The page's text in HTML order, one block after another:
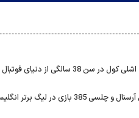
اشلی کول در سن 38 سالگی از دنیای فوتبال خداحافظی کرد.
برتر انگلیس را به ثبت رسانید.